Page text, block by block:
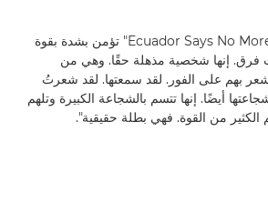
"إن باولا صاحبة حملة "Ecuador Says No More" تؤمن بشدة بقوة
فرق. إنها شخصية مذهلة حقًا. وهي من
بهم على الفور. لقد سمعتها. لقد شعرتُ
أيضًا. إنها تتسم بالشجاعة الكبيرة وتلهم
الكثير من القوة. فهي بطلة حقيقية".